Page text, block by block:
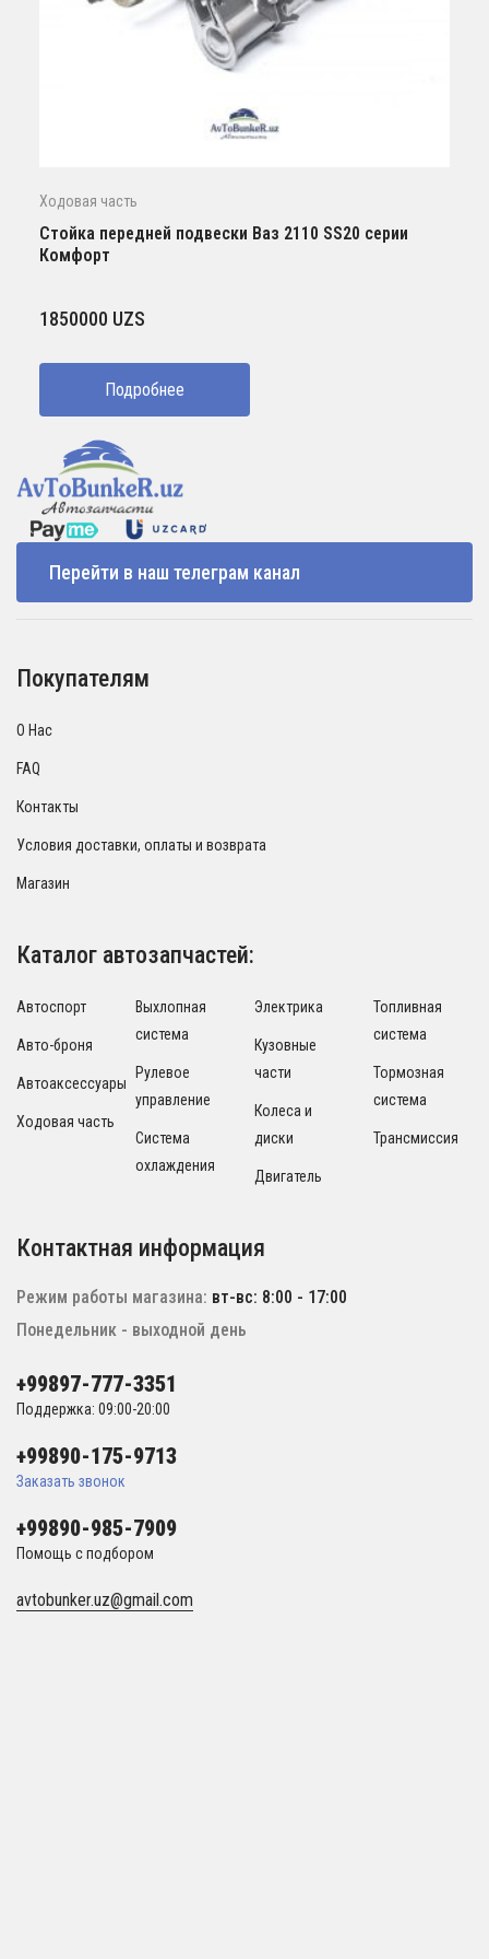
Ходовая часть
Стойка передней подвески Ваз 2110 SS20 серии
Комфорт
1850000 UZS
Подробнее
Перейти в наш телеграм канал
Покупателям
О Нас
FAQ
Контакты
Условия доставки, оплаты и возврата
Магазин
Каталог автозапчастей:
Автоспорт
Авто-броня
Автоаксессуары
Ходовая часть
Выхлопная
система
Рулевое
управление
Система
охлаждения
Электрика
Кузовные
части
Колеса и
диски
Двигатель
Топливная
система
Тормозная
система
Трансмиссия
Контактная информация
Режим работы магазина: вт-вс: 8:00 - 17:00
Понедельник - выходной день
+99897-777-3351
Поддержка: 09:00-20:00
+99890-175-9713
Заказать звонок
+99890-985-7909
Помощь с подбором
avtobunker.uz@gmail.com